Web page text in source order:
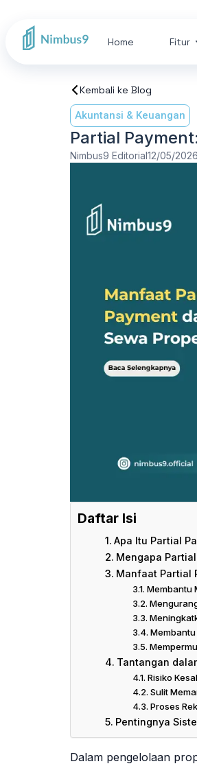
Home Fitur
Kembali ke Blog
Akuntansi & Keuangan
Partial
Nimbus9 Editorial12/05/2026
Daftar Isi
Apa Itu Partial
Mengapa
Manfaat Partial
Membantu
Tantangan
Risiko
Sulit
Proses
Pentingnya
Dalam pengelolaan